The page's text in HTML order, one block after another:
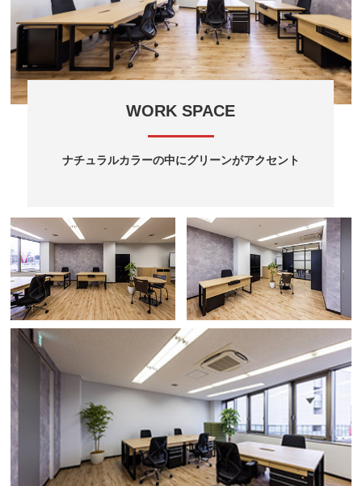
WORK SPACE
ナチュラルカラーの中にグリーンがアクセント